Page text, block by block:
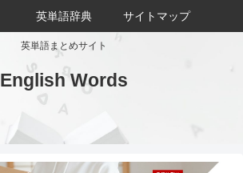
英単語まとめサイト
English Words
英単語辞典 サイトマップ